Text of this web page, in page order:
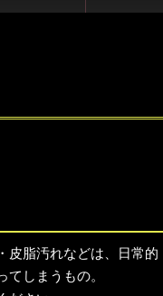
皮脂汚れなどは、日常的
しまうもの。